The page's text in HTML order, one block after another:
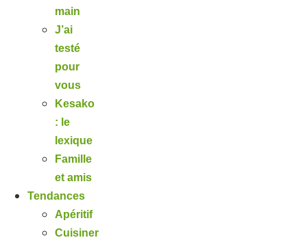
main
J’ai
testé
pour
vous
Kesako
: le
lexique
Famille
et amis
Tendances
Apéritif
Cuisiner